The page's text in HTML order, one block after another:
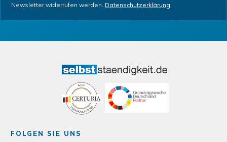
Newsletter widerrufen werden. Datenschutzerklärung
FOLGEN SIE UNS